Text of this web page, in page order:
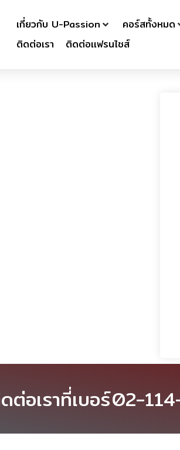
เกี่ยวกับ U-Passion คอร์สทั้งหมด
ติดต่อเรา
ติดต่อเเฟรนไชส์
ต่อเราที่เบอร์02-